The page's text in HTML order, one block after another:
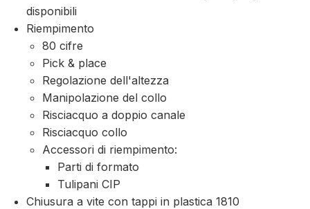
disponibili
Riempimento
80 cifre
Pick & place
Regolazione dell'altezza
Manipolazione del collo
Risciacquo a doppio canale
Risciacquo collo
Accessori di riempimento:
Parti di formato
Tulipani CIP
Chiusura a vite con tappi in plastica 1810